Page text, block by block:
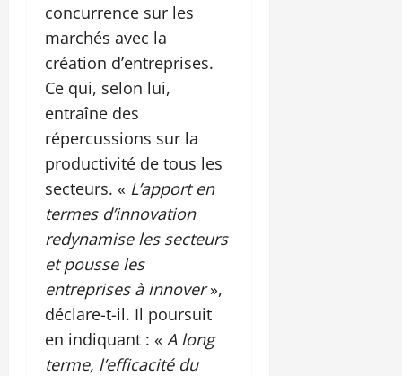
concurrence sur les
marchés avec la
création d’entreprises.
Ce qui, selon lui,
entraîne des
répercussions sur la
productivité de tous les
secteurs. « L’apport en
termes d’innovation
redynamise les secteurs
et pousse les
entreprises à innover»,
déclare-t-il. Il poursuit
en indiquant : « A long
terme, l’efficacité du